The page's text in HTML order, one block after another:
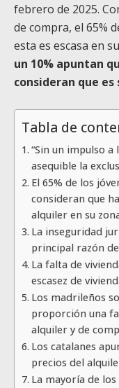
febrero de 2025.
de compra, el 65%
esta es escasa en
un 10% apuntan
consideran que
Tabla de
“Sin un impulso
asequible la
El 65% de los
consideran que
alquiler en su
La inseguridad
principal razón
La falta de
escasez de
Los madrileños
proporción una
alquiler y de
Los catalanes
precios del
La mayoría de